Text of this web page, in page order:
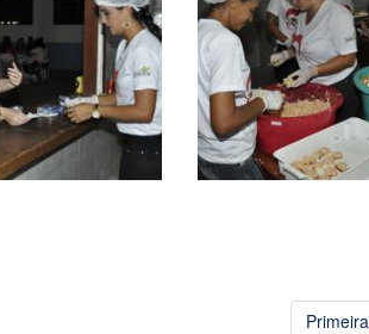
Primeira